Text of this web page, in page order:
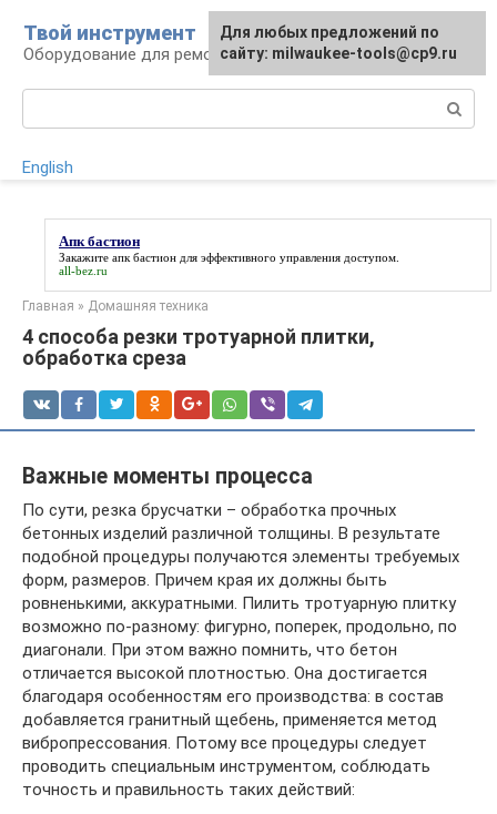
контенту
Твой инструмент
Оборудование для ремонтных работ
English
Апк бастион
Закажите апк бастион для эффективного управления доступом.
all-bez.ru
Главная » Домашняя техника
4 способа резки тротуарной плитки,
обработка среза
Важные моменты процесса
По сути, резка брусчатки – обработка прочных
бетонных изделий различной толщины. В результате
подобной процедуры получаются элементы требуемых
форм, размеров. Причем края их должны быть
ровненькими, аккуратными. Пилить тротуарную плитку
возможно по-разному: фигурно, поперек, продольно, по
диагонали. При этом важно помнить, что бетон
отличается высокой плотностью. Она достигается
благодаря особенностям его производства: в состав
добавляется гранитный щебень, применяется метод
вибропрессования. Потому все процедуры следует
проводить специальным инструментом, соблюдать
точность и правильность таких действий:
Для любых предложений по
сайту: milwaukee-tools@cp9.ru